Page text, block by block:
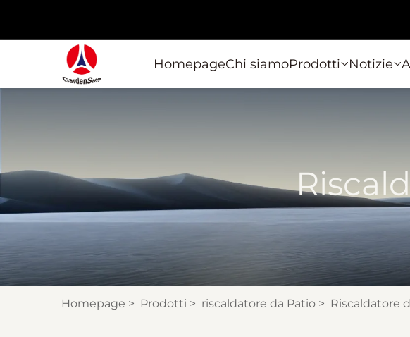
HomepageChi siamoProdotti Notizie
Homepage > Prodotti > riscaldatore da Patio > Riscaldatore